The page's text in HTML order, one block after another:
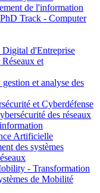
de l'information
Track - Computer
d'Entreprise
et
et analyse des
et Cyberdéfense
des réseaux
Artificielle
des systèmes
- Transformation
de Mobilité